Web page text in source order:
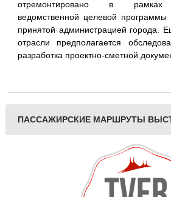
отремонтировано в рамках
ведомственной целевой
принятой администрацией города.
отрасли предполагается
разработка проектно-сметной
ПАССАЖИРСКИЕ МАРШРУТЫ